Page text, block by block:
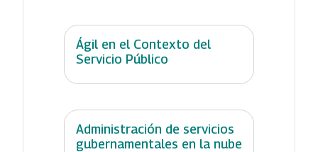
Ágil en el Contexto del
Servicio Público
Administración de servicios
gubernamentales en la nube